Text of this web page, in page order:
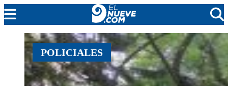
MENDOZA
CADA DÍA
ARGENTINA
POLICIALES